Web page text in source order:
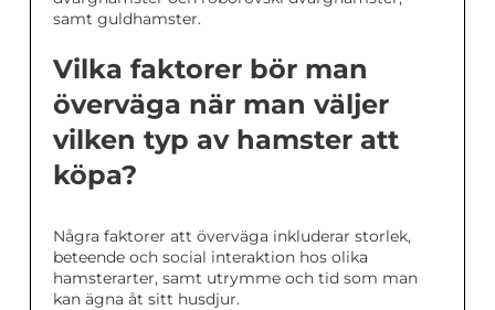
samt guldhamster.
Vilka faktorer bör man
överväga när man väljer
vilken typ av hamster att
köpa?
Några faktorer att överväga inkluderar storlek,
beteende och social interaktion hos olika
hamsterarter, samt utrymme och tid som man
kan ägna åt sitt husdjur.